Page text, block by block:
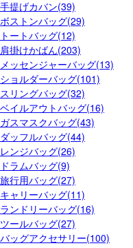
手提げカバン(39)
ボストンバッグ(29)
トートバッグ(12)
肩掛けかばん(203)
メッセンジャーバッグ(13)
ショルダーバッグ(101)
スリングバッグ(32)
ベイルアウトバッグ(16)
ガスマスクバッグ(43)
ダッフルバッグ(44)
レンジバッグ(26)
ドラムバッグ(9)
旅行用バッグ(27)
キャリーバッグ(11)
ランドリーバッグ(16)
ツールバッグ(27)
バッグアクセサリー(100)